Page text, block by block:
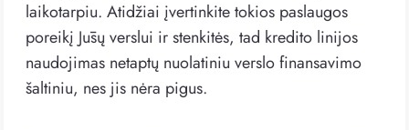
laikotarpiu. Atidžiai įvertinkite tokios paslaugos
poreikį Jūsų verslui ir stenkitės, tad kredito linijos
naudojimas netaptų nuolatiniu verslo finansavimo
šaltiniu, nes jis nėra pigus.